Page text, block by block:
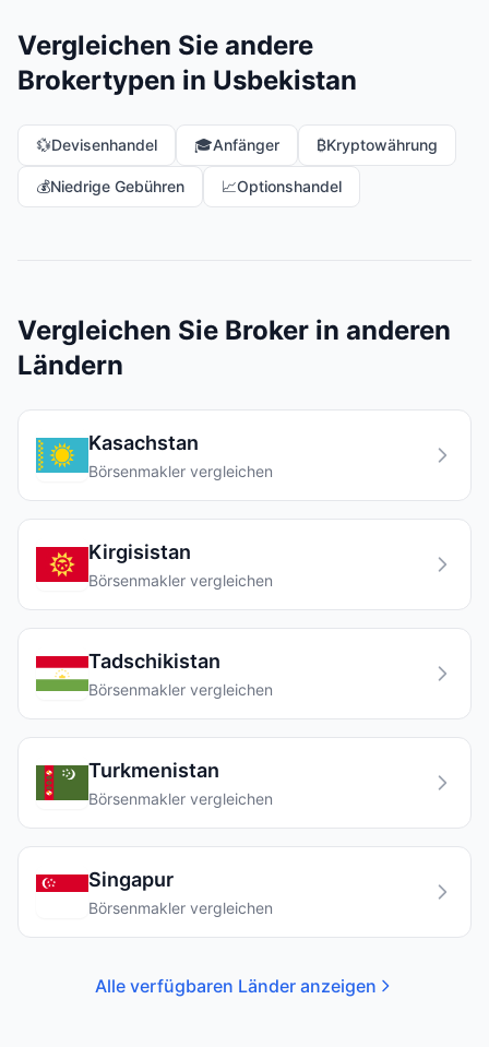
Vergleichen Sie andere
Brokertypen in Usbekistan
💱Devisenhandel 🎓Anfänger ₿Kryptowährung
💰Niedrige Gebühren 📈Optionshandel
Vergleichen Sie Broker in anderen
Ländern
Kasachstan
Börsenmakler vergleichen
Kirgisistan
Börsenmakler vergleichen
Tadschikistan
Börsenmakler vergleichen
Turkmenistan
Börsenmakler vergleichen
Singapur
Börsenmakler vergleichen
Alle verfügbaren Länder anzeigen